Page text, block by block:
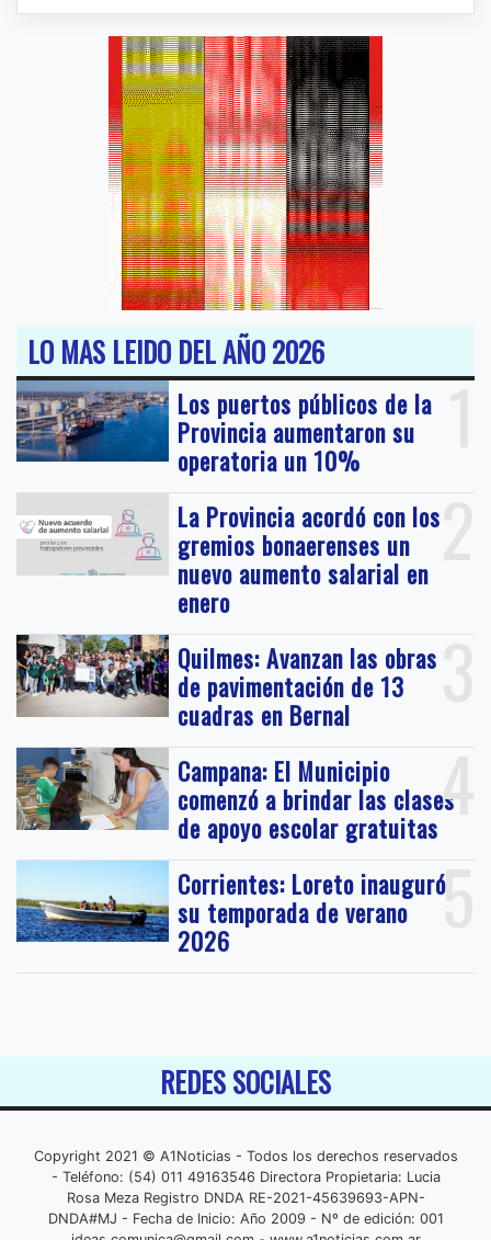
LO MAS LEIDO DEL AÑO 2026
1
Los puertos públicos de la
Provincia aumentaron su
operatoria un 10%
2
La Provincia acordó con los
gremios bonaerenses un
nuevo aumento salarial en
enero
3
Quilmes: Avanzan las obras
de pavimentación de 13
cuadras en Bernal
4
Campana: El Municipio
comenzó a brindar las clases
de apoyo escolar gratuitas
5
Corrientes: Loreto inauguró
su temporada de verano
2026
REDES SOCIALES
Copyright 2021 © A1Noticias - Todos los derechos reservados
- Teléfono: (54) 011 49163546 Directora Propietaria: Lucia
Rosa Meza Registro DNDA RE-2021-45639693-APN-
DNDA#MJ - Fecha de Inicio: Año 2009 - Nº de edición: 001